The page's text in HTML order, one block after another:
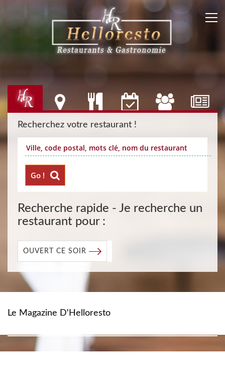
Recherchez votre restaurant !
Go !
Recherche rapide - Je recherche un
restaurant pour :
OUVERT CE SOIR
Le Magazine D'Helloresto